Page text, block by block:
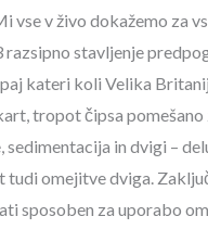
vse v živo dokažemo za
stavljenje
kateri koli Velika
tropot čipsa
in dvigi –
omejitve dviga.
sposoben za uporabo